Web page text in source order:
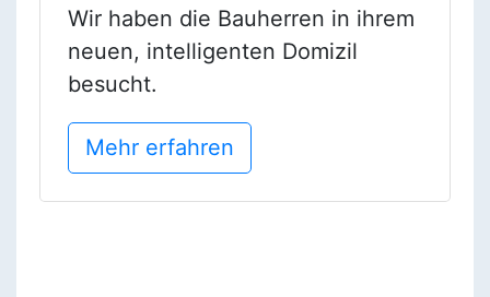
Wir haben die Bauherren in ihrem
neuen, intelligenten Domizil
besucht.
Mehr erfahren